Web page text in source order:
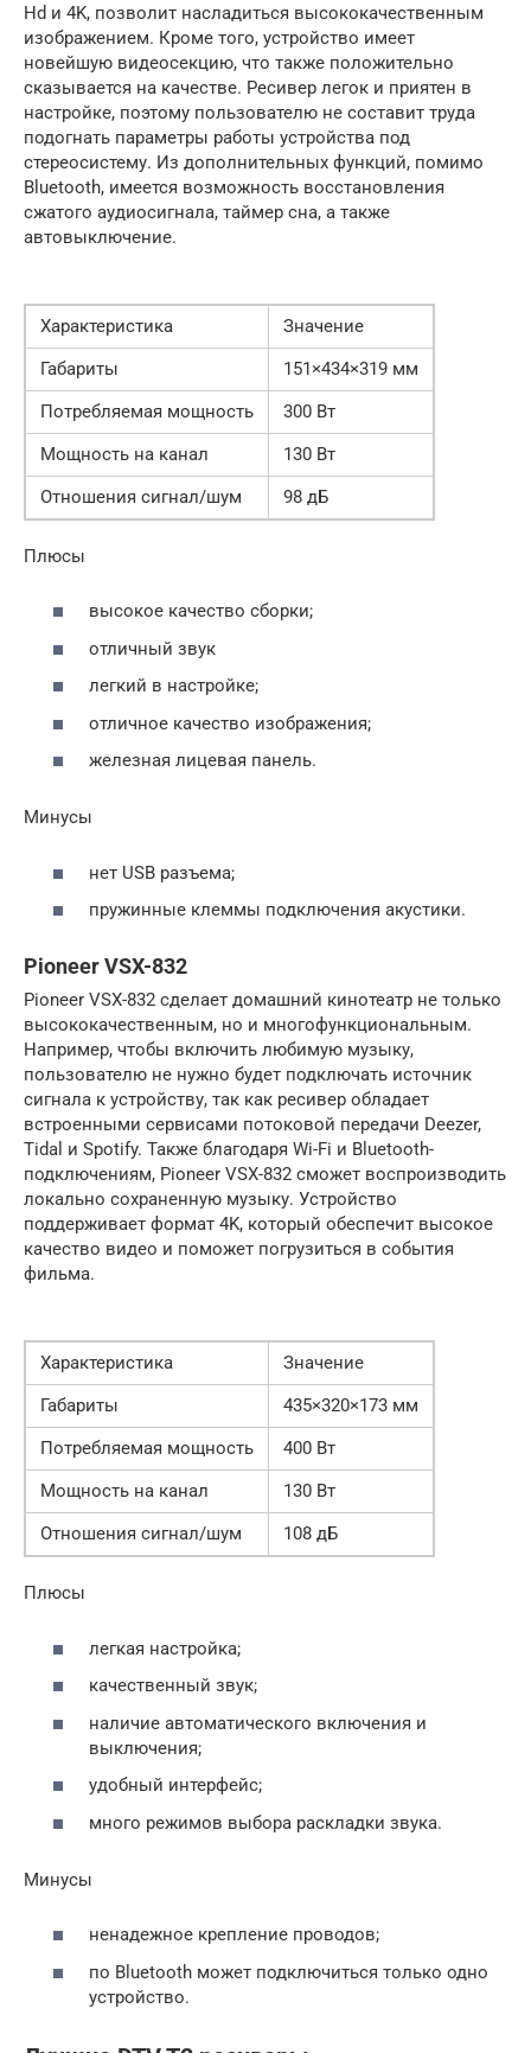
Hd и 4K, позволит насладиться высококачественным
изображением. Кроме того, устройство имеет
новейшую видеосекцию, что также положительно
сказывается на качестве. Ресивер легок и приятен в
настройке, поэтому пользователю не составит труда
подогнать параметры работы устройства под
стереосистему. Из дополнительных функций, помимо
Bluetooth, имеется возможность восстановления
сжатого аудиосигнала, таймер сна, а также
автовыключение.
Характеристика
Значение
Габариты
151×434×319 мм
Потребляемая мощность
300 Вт
Мощность на канал
130 Вт
Отношения сигнал/шум
98 дБ
Плюсы
высокое качество сборки;
отличный звук
легкий в настройке;
отличное качество изображения;
железная лицевая панель.
Минусы
нет USB разъема;
пружинные клеммы подключения акустики.
Pioneer VSX-832
Pioneer VSX-832 сделает домашний кинотеатр не только
высококачественным, но и многофункциональным.
Например, чтобы включить любимую музыку,
пользователю не нужно будет подключать источник
сигнала к устройству, так как ресивер обладает
встроенными сервисами потоковой передачи Deezer,
Tidal и Spotify. Также благодаря Wi-Fi и Bluetooth-
подключениям, Pioneer VSX-832 сможет воспроизводить
локально сохраненную музыку. Устройство
поддерживает формат 4K, который обеспечит высокое
качество видео и поможет погрузиться в события
фильма.
Характеристика
Значение
Габариты
435×320×173 мм
Потребляемая мощность
400 Вт
Мощность на канал
130 Вт
Отношения сигнал/шум
108 дБ
Плюсы
легкая настройка;
качественный звук;
наличие автоматического включения и
выключения;
удобный интерфейс;
много режимов выбора раскладки звука.
Минусы
ненадежное крепление проводов;
по Bluetooth может подключиться только одно
устройство.